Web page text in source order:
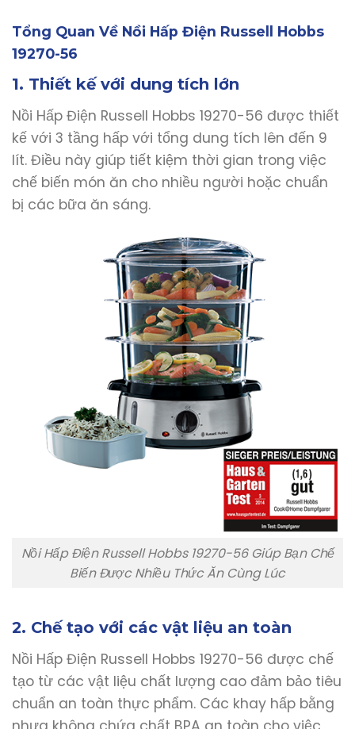
Tổng Quan Về Nồi Hấp Điện Russell Hobbs
19270-56
1. Thiết kế với dung tích lớn
Nồi Hấp Điện Russell Hobbs 19270-56 được thiết
kế với 3 tầng hấp với tổng dung tích lên đến 9
lít. Điều này giúp tiết kiệm thời gian trong việc
chế biến món ăn cho nhiều người hoặc chuẩn
bị các bữa ăn sáng.
Nồi Hấp Điện Russell Hobbs 19270-56 Giúp Bạn Chế
Biến Được Nhiều Thức Ăn Cùng Lúc
2. Chế tạo với các vật liệu an toàn
Nồi Hấp Điện Russell Hobbs 19270-56 được chế
tạo từ các vật liệu chất lượng cao đảm bảo tiêu
chuẩn an toàn thực phẩm. Các khay hấp bằng